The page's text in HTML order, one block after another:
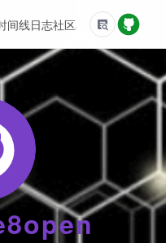
间线日志社区友情链接